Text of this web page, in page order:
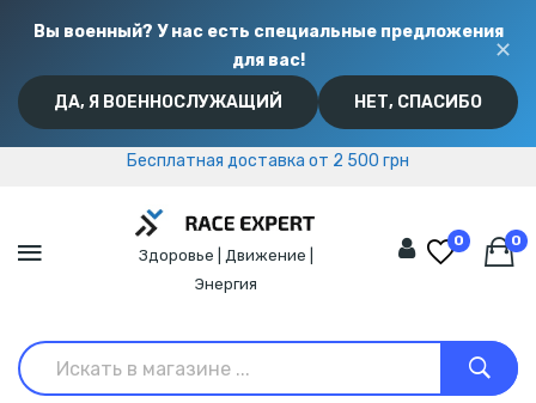
Вы военный? У нас есть специальные предложения
для вас!
ДА, Я ВОЕННОСЛУЖАЩИЙ НЕТ, СПАСИБО
✕
Бесплатная доставка от 2 500 грн
Бесплатная доставка от 2 500 грн
Здоровье | Движение |
Энергия
0 0